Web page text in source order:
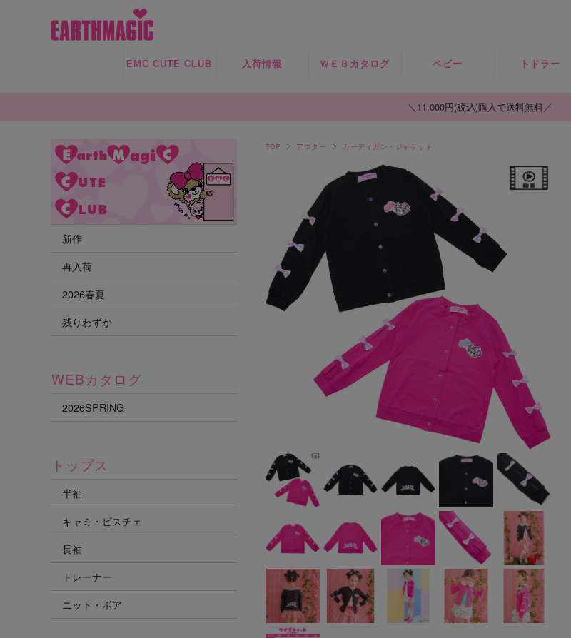
EMC CUTE CLUB 入荷情報 ＷＥＢカタログ ベビー
ロンパース・セ
トップス
小物・雑貨
食器
トドラー
トップス
ワンピース・ジ
ャンスカ
＼11,000円(税込)購入で送料無料／
TOP アウター カーディガン・ジャケット
新作
再入荷
2026春夏
残りわずか
WEBカタログ
2026SPRING
トップス
半袖
キャミ・ビスチェ
長袖
トレーナー
ニット・ボア